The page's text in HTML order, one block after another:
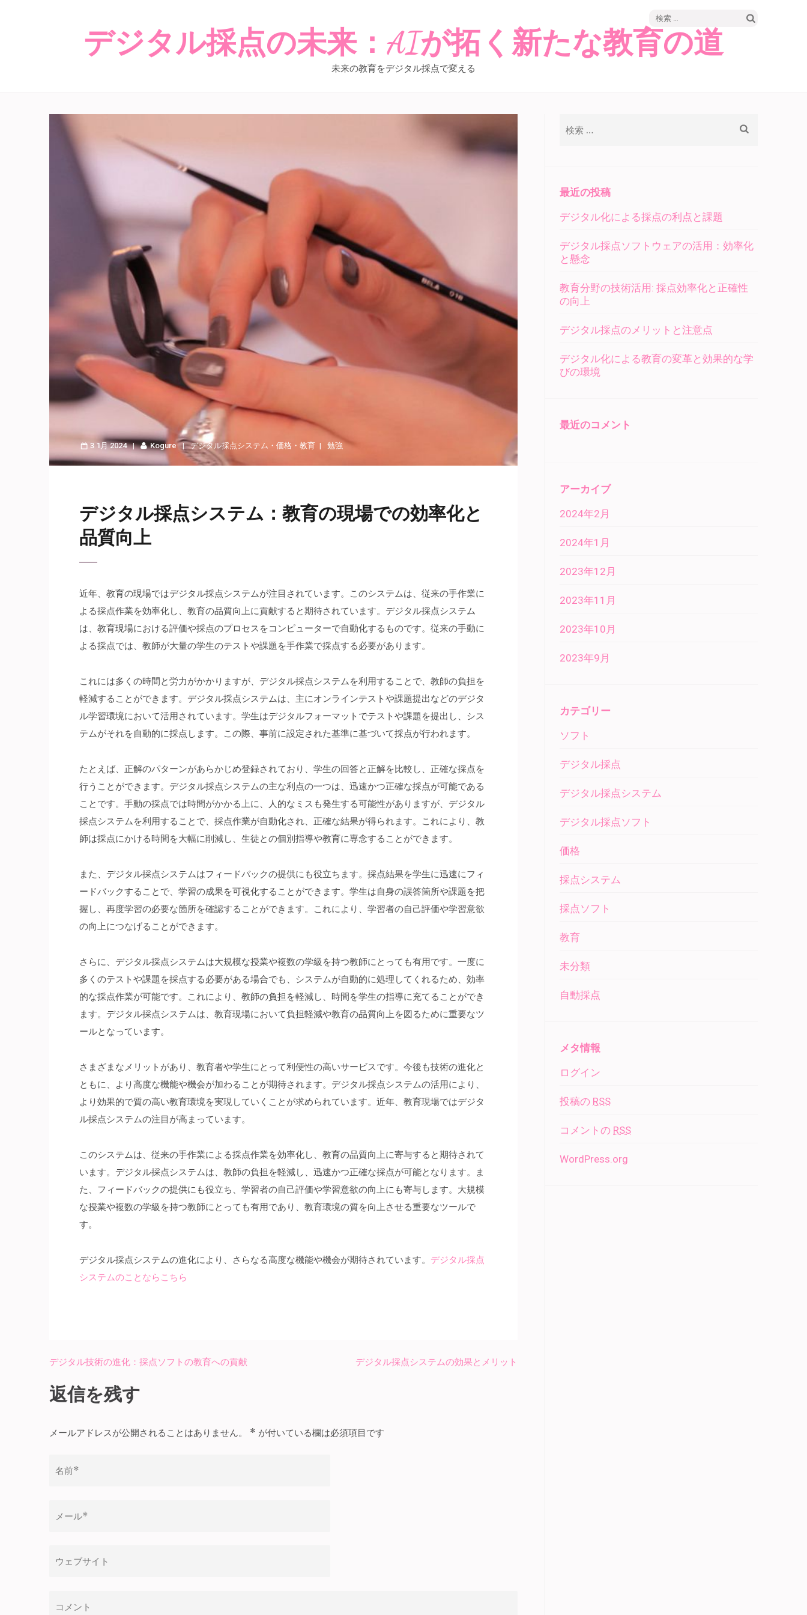
検
デジタル採点の未来：AIが拓く新たな教育の道
未来の教育をデジタル採点で変える
3 1月 2024 Kogure デジタル採点システム ・ 価格 ・ 教育 勉強
デジタル採点システム：教育の現場での効率化と
品質向上
近年、教育の現場ではデジタル採点システムが注目されています。
このシステムは、従来の手作業に
よる採点作業を効率化し、教育の品質向上に貢献すると期待されています。デジタル採点システム
は、教育現場における評価や採点のプロセスをコンピューターで自動化するものです。従来の手動に
よる採点では、教師が大量の学生のテストや課題を手作業で採点する必要があります。
これには多くの時間と労力がかかりますが、デジタル採点システムを利用することで、教師の負担を
軽減することができます。デジタル採点システムは、主にオンラインテストや課題提出などのデジタ
ル学習環境において活用されています。学生はデジタルフォーマットでテストや課題を提出し、シス
テムがそれを自動的に採点します。この際、事前に設定された基準に基づいて採点が行われます。
たとえば、正解のパターンがあらかじめ登録されており、学生の回答と正解を比較し、正確な採点を
行うことができます。デジタル採点システムの主な利点の一つは、迅速かつ正確な採点が可能である
ことです。手動の採点では時間がかかる上に、人的なミスも発生する可能性がありますが、デジタル
採点システムを利用することで、採点作業が自動化され、正確な結果が得られます。これにより、教
師は採点にかける時間を大幅に削減し、生徒との個別指導や教育に専念することができます。
また、デジタル採点システムはフィードバックの提供にも役立ちます。採点結果を学生に迅速にフィ
ードバックすることで、学習の成果を可視化することができます。学生は自身の誤答箇所や課題を把
握し、再度学習の必要な箇所を確認することができます。これにより、学習者の自己評価や学習意欲
の向上につなげることができます。
さらに、デジタル採点システムは大規模な授業や複数の学級を持つ教師にとっても有用です。一度に
多くのテストや課題を採点する必要がある場合でも、システムが自動的に処理してくれるため、効率
的な採点作業が可能です。これにより、教師の負担を軽減し、時間を学生の指導に充てることができ
ます。デジタル採点システムは、教育現場において負担軽減や教育の品質向上を図るために重要なツ
ールとなっています。
さまざまなメリットがあり、教育者や学生にとって利便性の高いサービスです。今後も技術の進化と
ともに、より高度な機能や機会が加わることが期待されます。デジタル採点システムの活用により、
より効果的で質の高い教育環境を実現していくことが求められています。近年、教育現場ではデジタ
ル採点システムの注目が高まっています。
このシステムは、従来の手作業による採点作業を効率化し、教育の品質向上に寄与すると期待されて
います。デジタル採点システムは、教師の負担を軽減し、迅速かつ正確な採点が可能となります。ま
た、フィードバックの提供にも役立ち、学習者の自己評価や学習意欲の向上にも寄与します。大規模
な授業や複数の学級を持つ教師にとっても有用であり、教育環境の質を向上させる重要なツールで
す。
デジタル採点システムの進化により、さらなる高度な機能や機会が期待されています。 デジタル採点
システムのことならこちら
稿
ナ
ビ
ゲ
シ
ン
デジタル技術の進化：採点ソフトの教育への貢献 デジタル採点システムの効果とメリット
返信を残す
メールアドレスが公開されることはありません。 * が付いている欄は必須項目です
最近の投稿
デジタル化による採点の利点と課題
デジタル採点ソフトウェアの活用：効率化
と懸念
教育分野の技術活用: 採点効率化と正確性
の向上
デジタル採点のメリットと注意点
デジタル化による教育の変革と効果的な学
びの環境
最近のコメント
アーカイブ
2024年2月
2024年1月
2023年12月
2023年11月
2023年10月
2023年9月
カテゴリー
ソフト
デジタル採点
デジタル採点システム
デジタル採点ソフト
価格
採点システム
採点ソフト
教育
未分類
自動採点
メタ情報
ログイン
投稿の RSS
コメントの RSS
WordPress.org